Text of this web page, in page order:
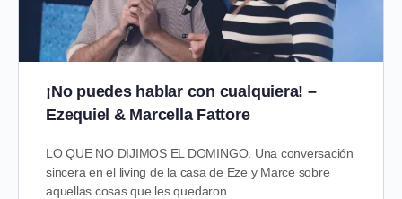
¡No puedes hablar con cualquiera! –
Ezequiel & Marcella Fattore
LO QUE NO DIJIMOS EL DOMINGO. Una conversación
sincera en el living de la casa de Eze y Marce sobre
aquellas cosas que les quedaron…